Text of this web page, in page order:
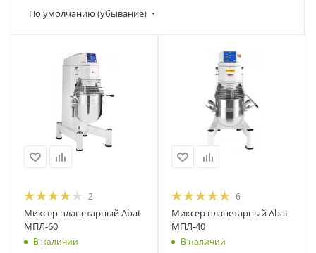
По умолчанию (убывание)
2
Миксер планетарный Abat
МПЛ-60
В наличии
6
Миксер планетарный Abat
МПЛ-40
В наличии